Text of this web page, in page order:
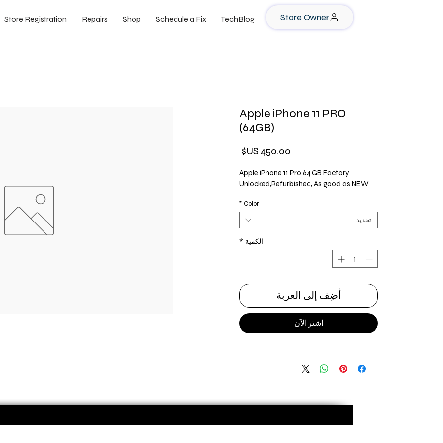
Store Registration Repairs Shop Schedule a Fix TechBlog Store Owner
Apple iPhone 11 PRO
(64GB)
السعر
Apple iPhone 11 Pro 64 GB Factory
Unlocked,Refurbished, As good as NEW
Color
*
تحديد
الكمية *
أضِف إلى العربة
اشترِ الآن